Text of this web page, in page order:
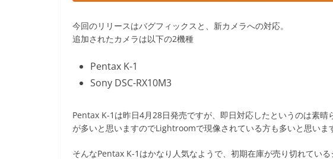
今回のリリースはバグフィックスと、新カメラへの対応。
追加されたカメラは以下の2機種
Pentax K-1
Sony DSC-RX10M3
Pentax K-1は昨日4月28日発売ですが、即日対応したというのは素
が多いと思いますのでLightroomで現像されている方も多いと思いま
そんなPentax K-1はかなり人気なようで、初期在庫が売り切れている